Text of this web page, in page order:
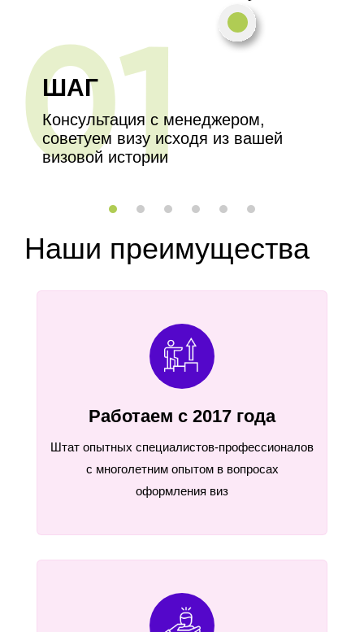
ШАГ
Консультация с менеджером,
советуем визу исходя из вашей
визовой истории
Наши преимущества
Работаем с 2017 года
Штат опытных специалистов-профессионалов
с многолетним опытом в вопросах
оформления виз